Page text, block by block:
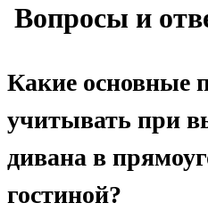
Вопросы и
Какие основные
учитывать при
дивана в
гостиной?